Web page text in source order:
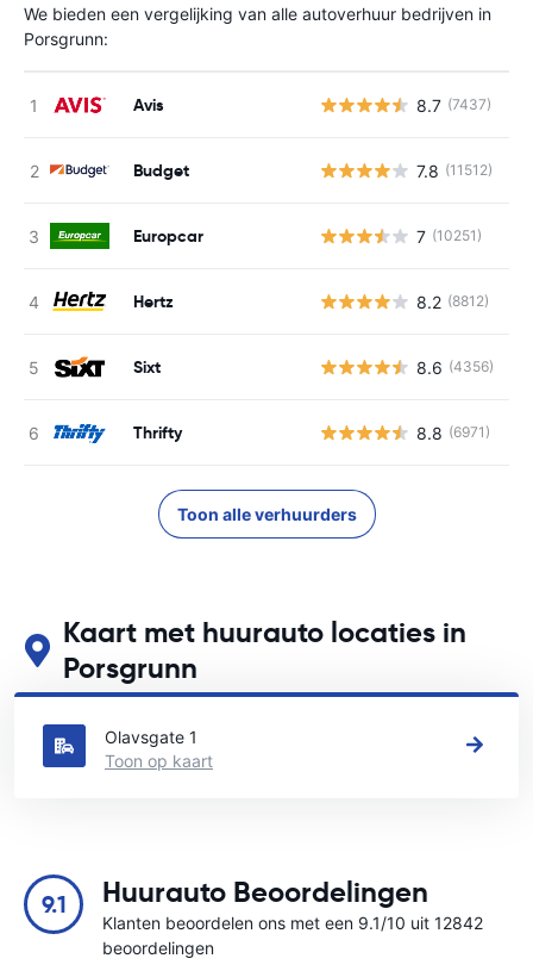
We bieden een vergelijking van alle autoverhuur bedrijven in
Porsgrunn:
Avis 8.7 (7437)
Budget 7.8 (11512)
Europcar 7 (10251)
Hertz 8.2 (8812)
Sixt 8.6 (4356)
Thrifty 8.8 (6971)
Toon alle verhuurders
Kaart met huurauto locaties in
Porsgrunn
Zie onze belangrijkste autoverhuur locaties in Porsgrunn
Olavsgate 1
Toon op kaart
9.1 Huurauto Beoordelingen
Klanten beoordelen ons met een 9.1/10 uit 12842
beoordelingen